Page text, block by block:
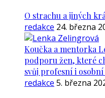
O strachu a jiných
redakce 24. března
Koučka a mentorka
podporu žen, které
svůj profesní i
redakce 5. března